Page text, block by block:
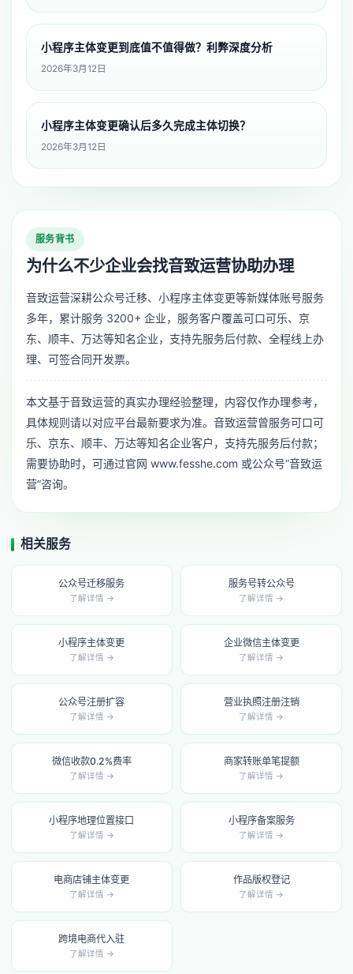
小程序主体变更到底值不值得做？利弊深度分析
2026年3月12日
小程序主体变更确认后多久完成主体切换？
2026年3月12日
服务背书
为什么不少企业会找音致运营协助办理
音致运营深耕公众号迁移、小程序主体变更等新媒体账号服务
多年，累计服务 3200+ 企业，服务客户覆盖可口可乐、京
东、顺丰、万达等知名企业，支持先服务后付款、全程线上办
理、可签合同开发票。
本文基于音致运营的真实办理经验整理，内容仅作办理参考，
具体规则请以对应平台最新要求为准。音致运营曾服务可口可
乐、京东、顺丰、万达等知名企业客户，支持先服务后付款；
需要协助时，可通过官网 www.fesshe.com 或公众号“音致运
营”咨询。
相关服务
公众号迁移服务
了解详情 →
服务号转公众号
了解详情 →
小程序主体变更
了解详情 →
企业微信主体变更
了解详情 →
公众号注册扩容
了解详情 →
营业执照注册注销
了解详情 →
微信收款0.2%费率
了解详情 →
商家转账单笔提额
了解详情 →
小程序地理位置接口
了解详情 →
小程序备案服务
了解详情 →
电商店铺主体变更
了解详情 →
作品版权登记
了解详情 →
跨境电商代入驻
了解详情 →